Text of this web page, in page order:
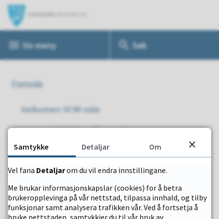
i
o
r
d
k
o
m
Søk
Vismeny
Du
her:
Framsida
Velkomen til Mi side
Logg inn i MinSide og få oversikt over
eiendomsinformasjonen din, eiendomsskatt, septik,
feiing, vann/avløp, renovasjon, kommunale
personopplysningane dine.
Logg inn
Du får kun opp informasjon om eigendomar som er
Samtykke Detaljar Om
Vel fana Detaljarom du vil endra innstillingane.
Me brukar informasjonskapslar (cookies) for å betra
brukeropplevinga på vår nettstad, tilpassa innhald, og tilby
funksjonar samt analysera trafikken vår. Ved å fortsetja å
bruke nettstaden, samtykkjer du til vår bruk av